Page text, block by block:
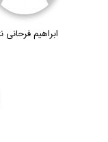
ابراهیم فرحانی